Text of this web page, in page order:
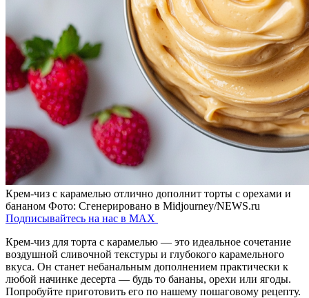
Крем-чиз с карамелью отлично дополнит торты с орехами и
бананом Фото: Сгенерировано в Midjourney/NEWS.ru
Подписывайтесь на нас в MAX
Крем-чиз для торта с карамелью — это идеальное сочетание
воздушной сливочной текстуры и глубокого карамельного
вкуса. Он станет небанальным дополнением практически к
любой начинке десерта — будь то бананы, орехи или ягоды.
Попробуйте приготовить его по нашему пошаговому рецепту.